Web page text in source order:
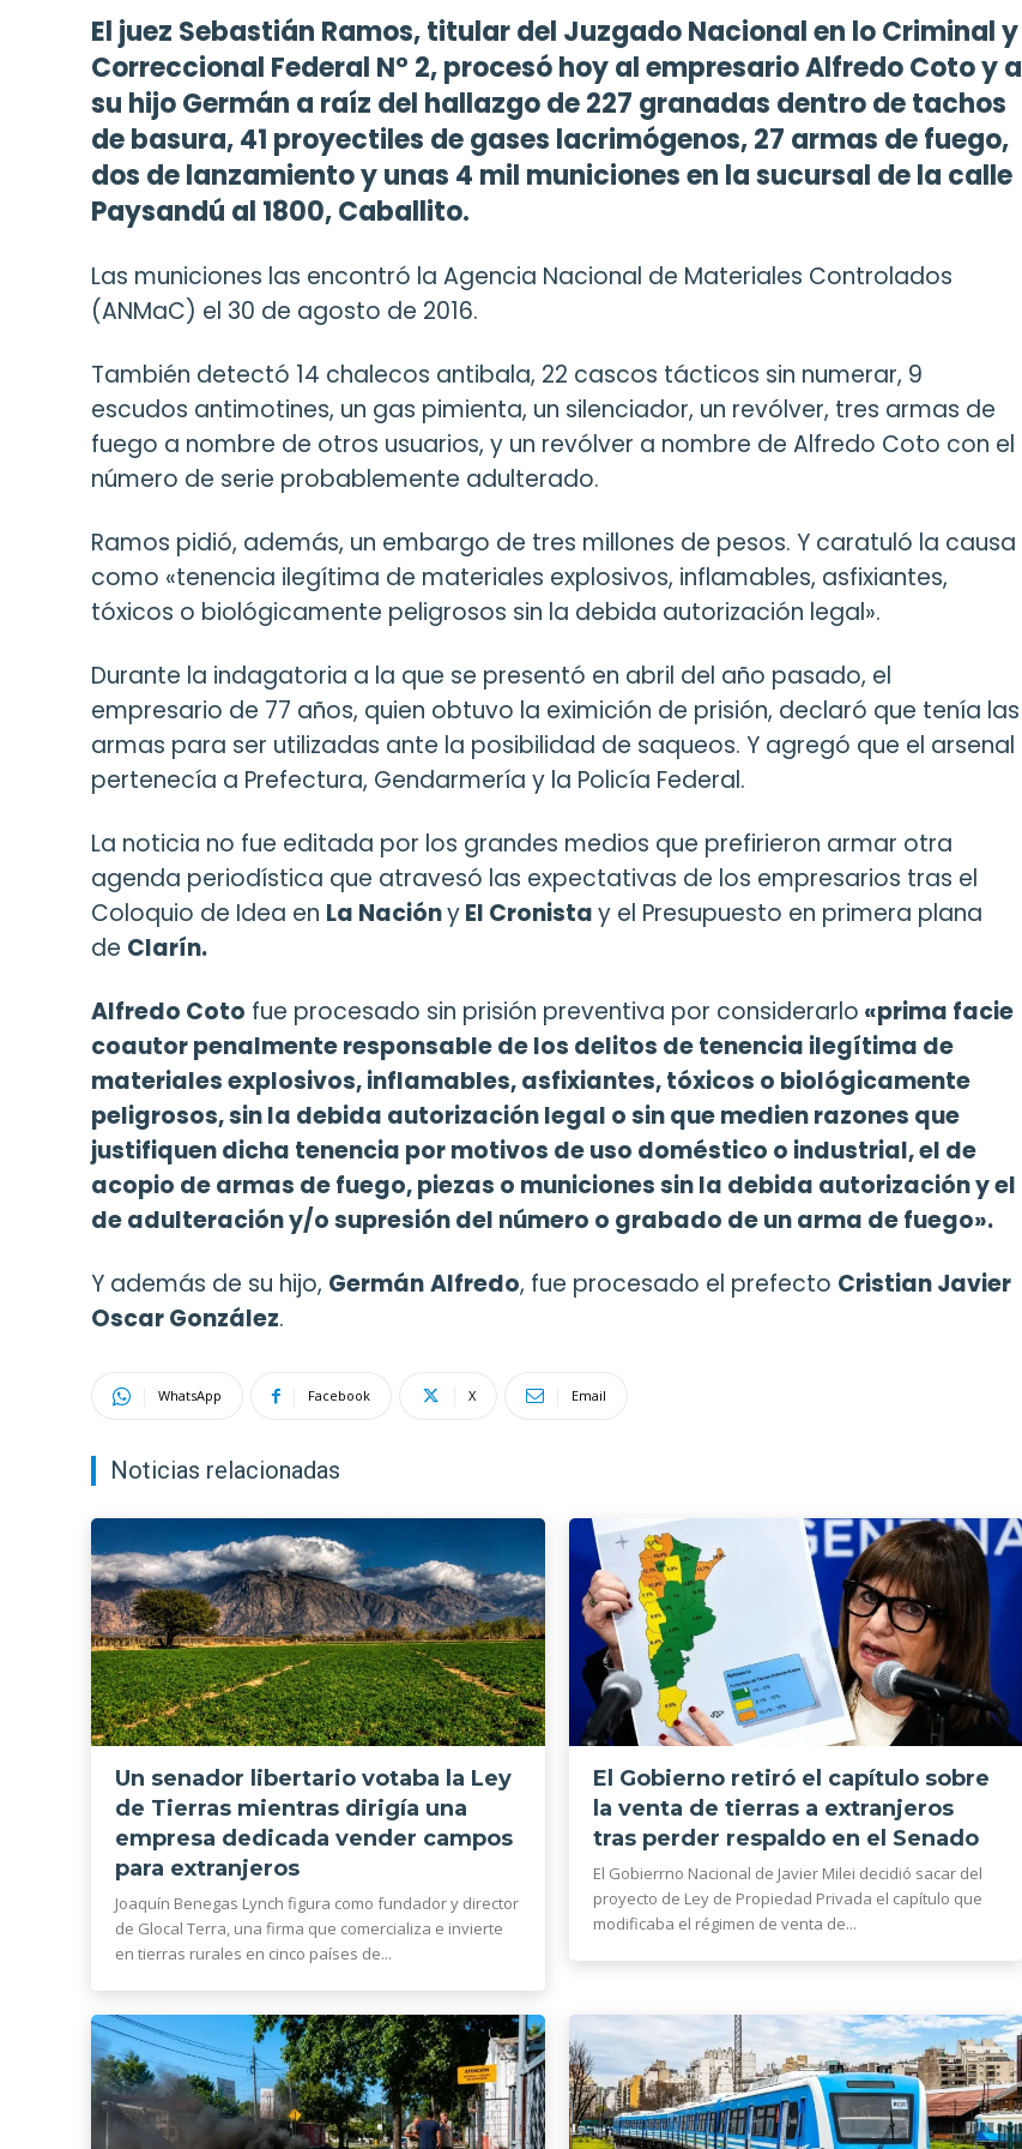
El juez Sebastián Ramos, titular del Juzgado Nacional en lo Criminal y
Correccional Federal N° 2, procesó hoy al empresario Alfredo Coto y a
su hijo Germán a raíz del hallazgo de 227 granadas dentro de tachos
de basura, 41 proyectiles de gases lacrimógenos, 27 armas de fuego,
dos de lanzamiento y unas 4 mil municiones en la sucursal de la calle
Paysandú al 1800, Caballito.
Las municiones las encontró la Agencia Nacional de Materiales Controlados
(ANMaC) el 30 de agosto de 2016.
También detectó 14 chalecos antibala, 22 cascos tácticos sin numerar, 9
escudos antimotines, un gas pimienta, un silenciador, un revólver, tres armas de
fuego a nombre de otros usuarios, y un revólver a nombre de Alfredo Coto con el
número de serie probablemente adulterado.
Ramos pidió, además, un embargo de tres millones de pesos. Y caratuló la causa
como «tenencia ilegítima de materiales explosivos, inflamables, asfixiantes,
tóxicos o biológicamente peligrosos sin la debida autorización legal».
Durante la indagatoria a la que se presentó en abril del año pasado, el
empresario de 77 años, quien obtuvo la eximición de prisión, declaró que tenía las
armas para ser utilizadas ante la posibilidad de saqueos. Y agregó que el arsenal
pertenecía a Prefectura, Gendarmería y la Policía Federal.
La noticia no fue editada por los grandes medios que prefirieron armar otra
agenda periodística que atravesó las expectativas de los empresarios tras el
Coloquio de Idea en La NaciónyEl Cronistay el Presupuesto en primera plana
de Clarín.
Alfredo Coto fue procesado sin prisión preventiva por considerarlo «prima facie
coautor penalmente responsable de los delitos de tenencia ilegítima de
materiales explosivos, inflamables, asfixiantes, tóxicos o biológicamente
peligrosos, sin la debida autorización legal o sin que medien razones que
justifiquen dicha tenencia por motivos de uso doméstico o industrial, el de
acopio de armas de fuego, piezas o municiones sin la debida autorización y el
de adulteración y/o supresión del número o grabado de un arma de fuego».
Y además de su hijo, GermánAlfredo, fue procesado el prefecto Cristian Javier
Oscar González.
WhatsApp Facebook X Email
Noticias relacionadas
Un senador libertario votaba la Ley
de Tierras mientras dirigía una
empresa dedicada vender campos
para extranjeros
Joaquín Benegas Lynch figura como fundador y director
de Glocal Terra, una firma que comercializa e invierte
en tierras rurales en cinco países de...
El Gobierno retiró el capítulo sobre
la venta de tierras a extranjeros
tras perder respaldo en el Senado
El Gobierrno Nacional de Javier Milei decidió sacar del
proyecto de Ley de Propiedad Privada el capítulo que
modificaba el régimen de venta de...